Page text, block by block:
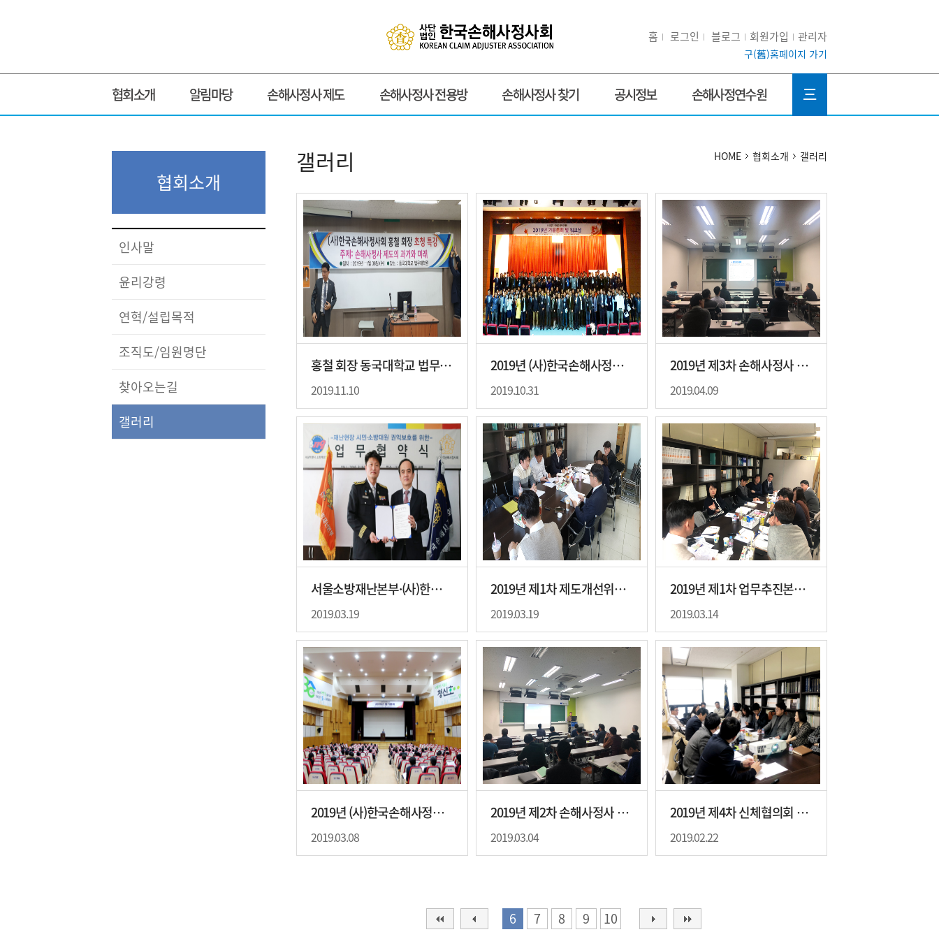
홈 로그인 블로그 회원가입 관리자
구(舊)홈페이지 가기
협회소개 알림마당 손해사정사 제도 손해사정사 전용방 손해사정사 찾기 공시정보 손해사정연수원 三
협회소개
인사말
윤리강령
연혁/설립목적
조직도/임원명단
찾아오는길
갤러리
갤러리 HOME 협회소개 갤러리
홍철 회장 동국대학교 법무대학원 특강
2019.11.10
2019년 (사)한국손해사정사회 가을총회 개최
2019.10.31
2019년 제3차 손해사정사 개업교육
2019.04.09
서울소방재난본부·(사)한국손해사정사회 업무협약식
2019.03.19
2019년 제1차 제도개선위원회 회의 개최
2019.03.19
2019년 제1차 업무추진본부 회의 개최
2019.03.14
2019년 (사)한국손해사정사회 정기총회 개최
2019.03.08
2019년 제2차 손해사정사 개업교육
2019.03.04
2019년 제4차 신체협의회 회의 개최
2019.02.22
6 7 8 9 10